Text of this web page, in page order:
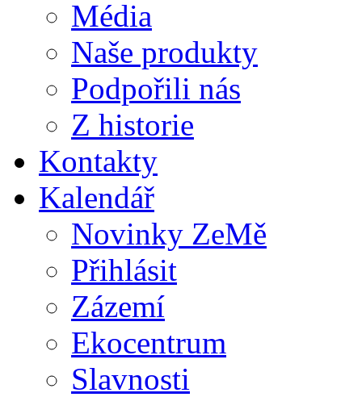
Média
Naše produkty
Podpořili nás
Z historie
Kontakty
Kalendář
Novinky ZeMě
Přihlásit
Zázemí
Ekocentrum
Slavnosti